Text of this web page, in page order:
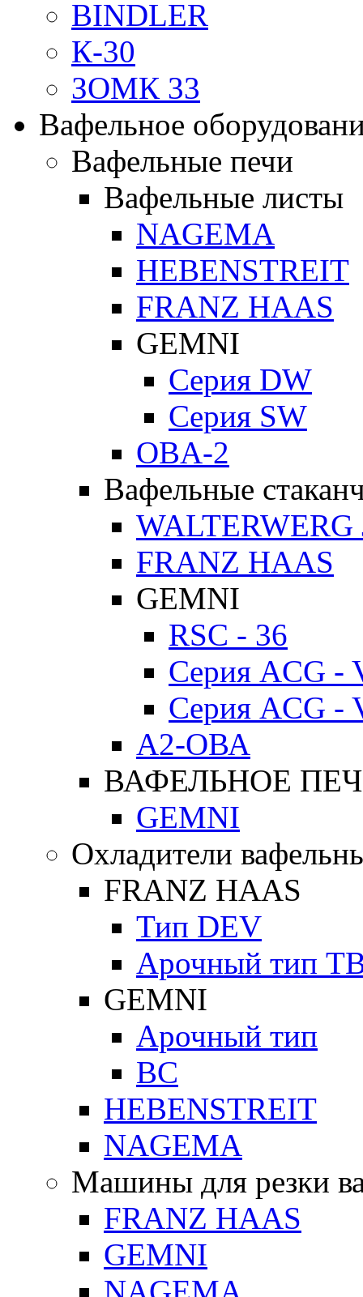
BINDLER
К-30
ЗОМК 33
Вафельное
Вафельные печи
Вафельные листы
NAGEMA
HEBENSTREIT
FRANZ HAAS
GEMNI
Серия DW
Серия SW
OBA-2
Вафельные
WALTERWERG
FRANZ HAAS
GEMNI
RSC - 36
Серия ACG -
Серия ACG -
А2-ОВА
ВАФЕЛЬНОЕ
GEMNI
Охладители
FRANZ HAAS
Тип DEV
Арочный тип
GEMNI
Арочный тип
ВС
HEBENSTREIT
NAGEMA
Машины для резки
FRANZ HAAS
GEMNI